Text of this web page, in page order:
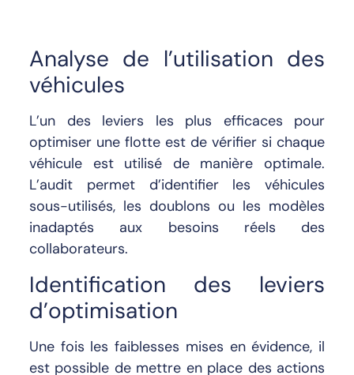
Analyse de l’utilisation des
véhicules
L’un des leviers les plus efficaces pour
optimiser une flotte est de vérifier si chaque
véhicule est utilisé de manière optimale.
L’audit permet d’identifier les véhicules
sous-utilisés, les doublons ou les modèles
inadaptés aux besoins réels des
collaborateurs.
Identification des leviers
d’optimisation
Une fois les faiblesses mises en évidence, il
est possible de mettre en place des actions